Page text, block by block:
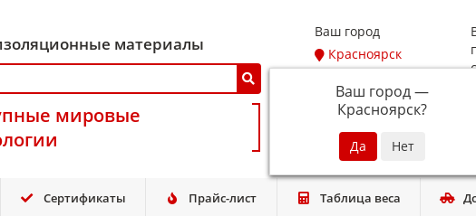
материалы
мировые
Ваш город
Красноярск
Ваш город —
Красноярск?
Сертификаты Прайс-лист Таблица веса